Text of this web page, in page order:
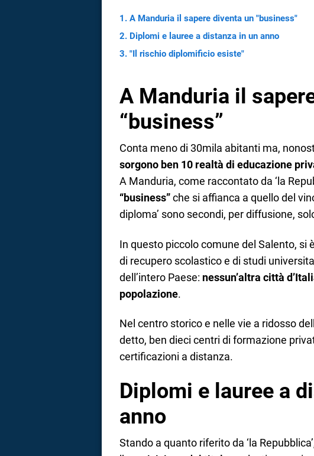
A Manduria il sapere diventa un "business"
Diplomi e lauree a distanza in un anno
"Il rischio diplomificio esiste"
A Manduria il
“business”
Conta meno di 30mila abitanti ma,
sorgono ben 10 realtà di educazione
A Manduria, come raccontato da ‘la
“business”che si affianca a quello del
diploma’ sono secondi, per diffusione,
In questo piccolo comune del Salento, si
di recupero scolastico e di studi
dell’intero Paese: nessun’altra città
popolazione.
Nel centro storico e nelle vie a ridosso
detto, ben dieci centri di formazione
certificazioni a distanza.
Diplomi e lauree a
anno
Stando a quanto riferito da ‘la